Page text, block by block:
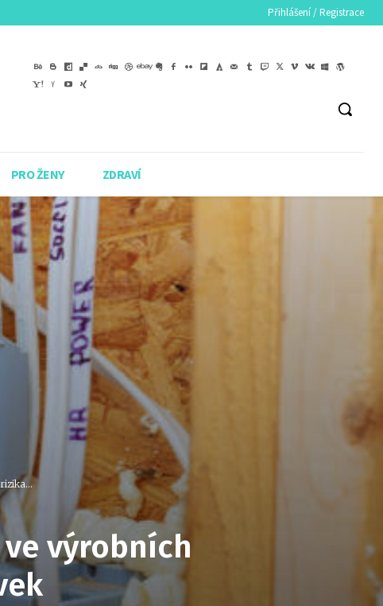
Přihlášení / Registrace
PRO ŽENY ZDRAVÍ
výrobních